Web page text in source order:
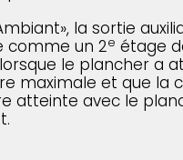
la sortie
comme un 2e étage
le plancher a
maximale et que la
atteinte avec le